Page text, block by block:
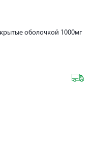
оболочкой 1000мг